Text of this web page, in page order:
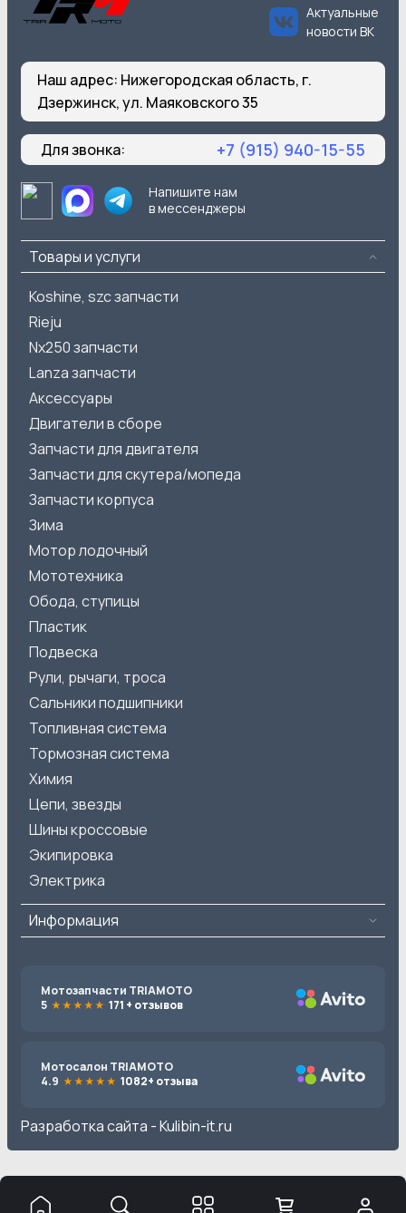
Актуальные
новости ВК
Наш адрес: Нижегородская область, г.
Дзержинск, ул. Маяковского 35
Для звонка: +7 (915) 940-15-55
Напишите нам
в мессенджеры
Товары и услуги
Koshine, szc запчасти
Rieju
Nx250 запчасти
Lanza запчасти
Аксессуары
Двигатели в сборе
Запчасти для двигателя
Запчасти для скутера/мопеда
Запчасти корпуса
Зима
Мотор лодочный
Мототехника
Обода, ступицы
Пластик
Подвеска
Рули, рычаги, троса
Сальники подшипники
Топливная система
Тормозная система
Химия
Цепи, звезды
Шины кроссовые
Экипировка
Электрика
Информация
Мотозапчасти TRIAMOTO
5
171 + отзывов
Мотосалон TRIAMOTO
4.9
1082+ отзыва
Разработка сайта -Kulibin-it.ru